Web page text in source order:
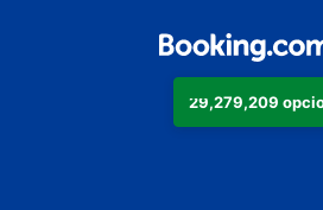
29,279,209